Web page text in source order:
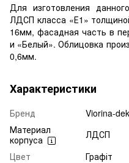
Для изготовления
ЛДСП класса «Е1»
16мм, фасадная часть в
и «Белый». Облицовка
0,6мм.
Характеристики
Бренд
Viorina-
Материал
корпуса
ЛДСП
Цвет
Графіт